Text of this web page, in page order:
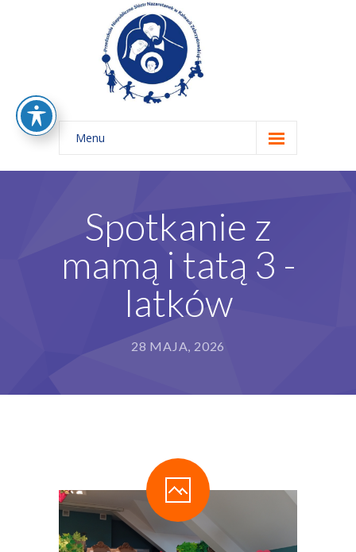
Menu
Home
-- Rys Historyczny
-- Nasze Zasady Edukacyjne
-- Nasza Misja
-- Zajęcia Dodatkowe
-- Programy autorskie
-- Podstawa Programowa
Spotkanie z
mamą i tatą 3 -
latków
28 MAJA, 2026